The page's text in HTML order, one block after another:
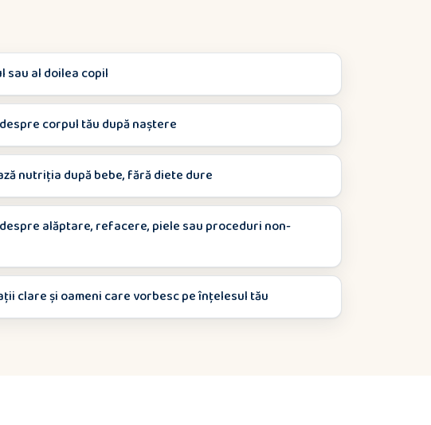
sau al doilea copil
corpul tău după naștere
nutriția după bebe, fără diete dure
alăptare, refacere, piele sau proceduri non-
clare și oameni care vorbesc pe înțelesul tău